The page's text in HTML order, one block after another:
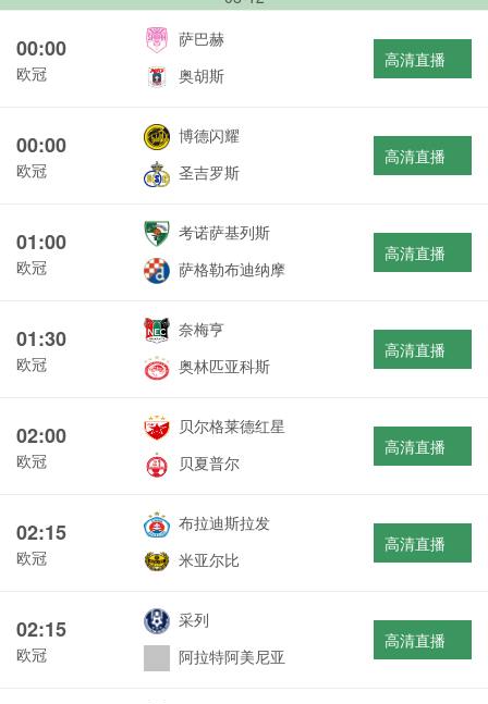
00:00
欧冠
萨巴赫
奥胡斯
高清直播
00:00
欧冠
博德闪耀
圣吉罗斯
高清直播
01:00
欧冠
考诺萨基列斯
萨格勒布迪纳摩
高清直播
01:30
欧冠
奈梅亨
奥林匹亚科斯
高清直播
02:00
欧冠
贝尔格莱德红星
贝夏普尔
高清直播
02:15
欧冠
布拉迪斯拉发
米亚尔比
高清直播
02:15
欧冠
采列
阿拉特阿美尼亚
高清直播